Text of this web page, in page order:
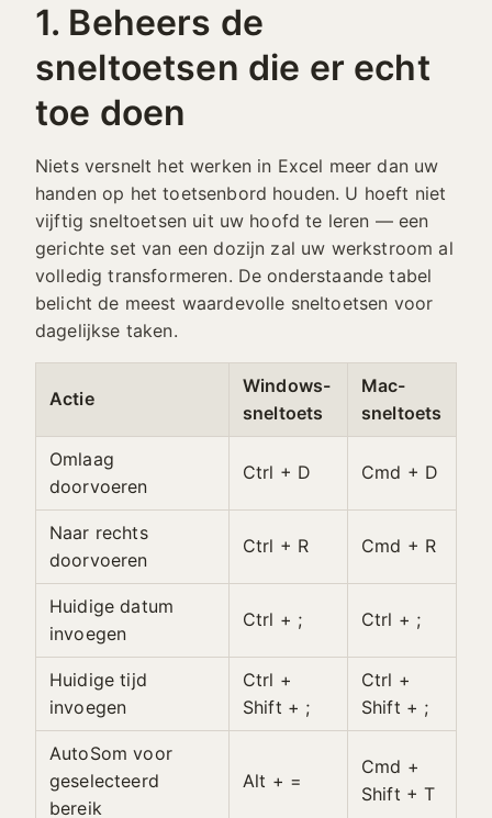
1. Beheers de
sneltoetsen die er echt
toe doen
Niets versnelt het werken in Excel meer dan uw
handen op het toetsenbord houden. U hoeft niet
vijftig sneltoetsen uit uw hoofd te leren — een
gerichte set van een dozijn zal uw werkstroom al
volledig transformeren. De onderstaande tabel
belicht de meest waardevolle sneltoetsen voor
dagelijkse taken.
Actie
Windows-
sneltoets
Mac-
sneltoets
Omlaag
doorvoeren
Ctrl + D Cmd + D
Naar rechts
doorvoeren
Ctrl + R Cmd + R
Huidige datum
invoegen
Ctrl + ; Ctrl + ;
Huidige tijd
invoegen
Ctrl +
Shift + ;
Ctrl +
Shift + ;
AutoSom voor
geselecteerd
bereik
Alt + =
Cmd +
Shift + T